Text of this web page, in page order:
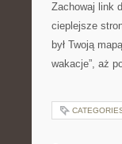
Zachowaj link
cieplejsze
był Twoją
wakacje”, aż